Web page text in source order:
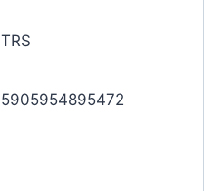
TRS
5905954895472